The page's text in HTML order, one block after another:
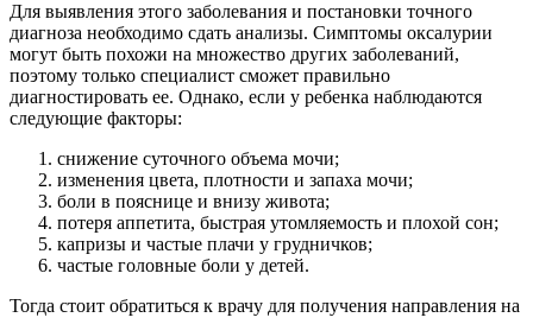
Для выявления этого заболевания и постановки точного
диагноза необходимо сдать анализы. Симптомы оксалурии
могут быть похожи на множество других заболеваний,
поэтому только специалист сможет правильно
диагностировать ее. Однако, если у ребенка наблюдаются
следующие факторы:
снижение суточного объема мочи;
изменения цвета, плотности и запаха мочи;
боли в пояснице и внизу живота;
потеря аппетита, быстрая утомляемость и плохой сон;
капризы и частые плачи у грудничков;
частые головные боли у детей.
Тогда стоит обратиться к врачу для получения направления на